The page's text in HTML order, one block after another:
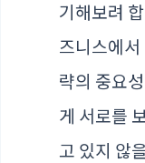
기해보려
즈니스에서
략의 중요
게 서로를
고 있지 않